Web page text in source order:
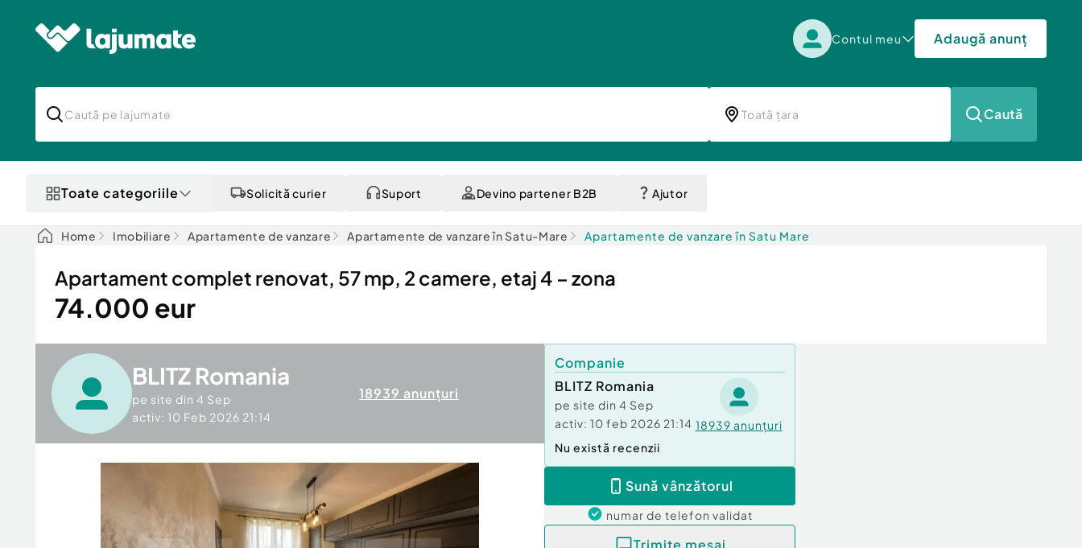
Contul meu Adaugă anunț
Caută
Toate categoriile Solicită curier Suport Devino partener B2B Ajutor
Home Imobiliare Apartamente de vanzare Apartamente de vanzare în Satu-Mare Apartamente de vanzare în Satu Mare
Apartament complet renovat, 57 mp, 2 camere, etaj 4 – zona
74.000 eur
BLITZ Romania
pe site din 4 Sep
activ: 10 Feb 2026 21:14
18939 anunțuri
Companie
BLITZ Romania
pe site din 4 Sep
activ: 10 feb 2026 21:14 18939 anunțuri
Nu există recenzii
Sună vânzătorul
numar de telefon validat
Trimite mesaj